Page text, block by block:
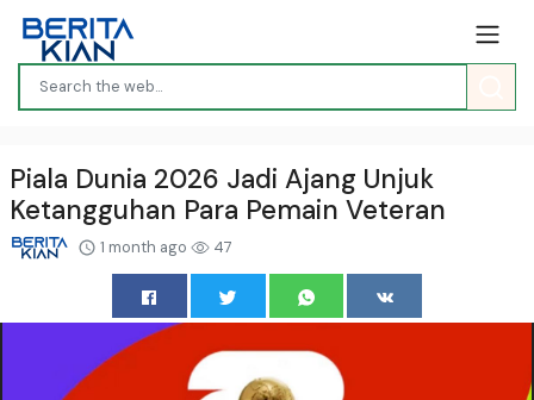
Piala Dunia 2026 Jadi Ajang Unjuk
Ketangguhan Para Pemain Veteran
1 month ago 47